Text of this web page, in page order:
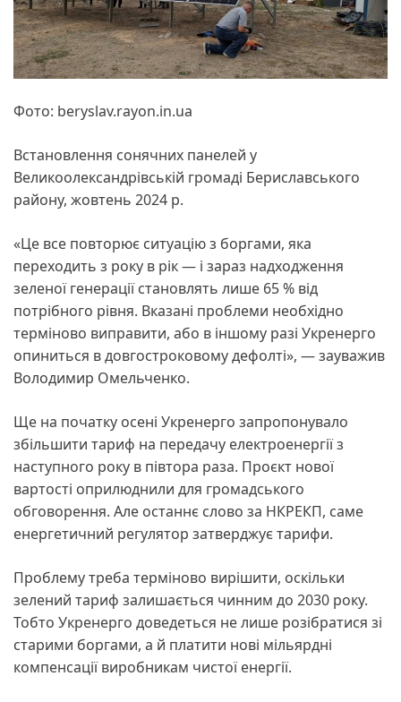
Фото: beryslav.rayon.in.ua
Встановлення сонячних панелей у
Великоолександрівській громаді Бериславського
району, жовтень 2024 р.
«Це все повторює ситуацію з боргами, яка
переходить з року в рік — і зараз надходження
зеленої генерації становлять лише 65 % від
потрібного рівня. Вказані проблеми необхідно
терміново виправити, або в іншому разі Укренерго
опиниться в довгостроковому дефолті», — зауважив
Володимир Омельченко.
Ще на початку осені Укренерго запропонувало
збільшити тариф на передачу електроенергії з
наступного року в півтора раза. Проєкт нової
вартості оприлюднили для громадського
обговорення. Але останнє слово за НКРЕКП, саме
енергетичний регулятор затверджує тарифи.
Проблему треба терміново вирішити, оскільки
зелений тариф залишається чинним до 2030 року.
Тобто Укренерго доведеться не лише розібратися зі
старими боргами, а й платити нові мільярдні
компенсації виробникам чистої енергії.